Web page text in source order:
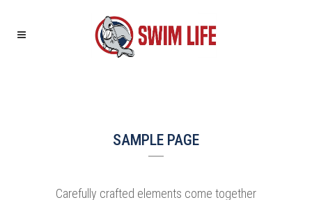
SAMPLE PAGE
Carefully crafted elements come together